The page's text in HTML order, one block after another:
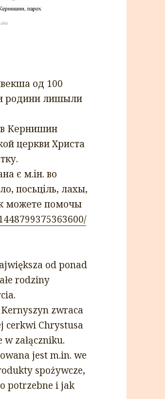
од 100
родини лишыли
Кернишин
церкви Христа
є м.ін. во
посьціль, лахы,
можете помочы
od ponad
rodziny
zwraca
cerkwi Chrystusa
załączniku.
jest m.in. we
spożywcze,
potrzebne i jak